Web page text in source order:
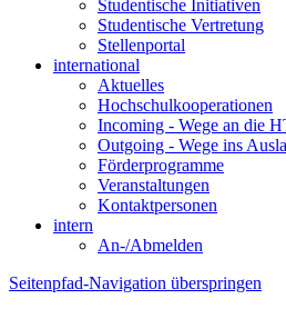
Studentische Initiativen
Studentische Vertretung
Stellenportal
international
Aktuelles
Hochschulkooperationen
Incoming - Wege an die
Outgoing - Wege ins
Förderprogramme
Veranstaltungen
Kontaktpersonen
intern
An-/Abmelden
Seitenpfad-Navigation überspringen